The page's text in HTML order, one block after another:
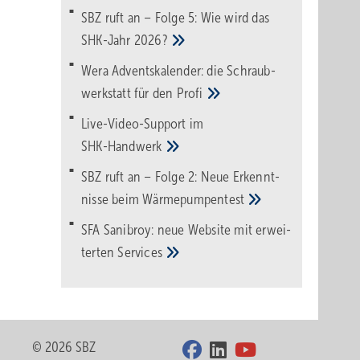
SBZ ruft an – Folge 5: Wie wird das
SHK-Jahr 2026?
Wera Adventskalender: die Schraub­
werk­statt für den Pro­fi
Live-Video-Support im
SHK-Handwerk
SBZ ruft an – Folge 2: Neue Erkennt­
nisse beimWärme­pumpen­test
SFA Sanibroy: neue Web­site mit erwei­
tertenServices
© 2026 SBZ